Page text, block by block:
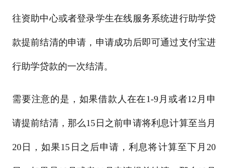
往资助中心或者登录学生在线服务系统进行助学贷
款提前结清的申请，申请成功后即可通过支付宝进
行助学贷款的一次结清。
需要注意的是，如果借款人在在1-9月或者12月申
请提前结清，那么15日之前申请将利息计算至当月
20日，如果15日之后申请，利息将计算至下月20